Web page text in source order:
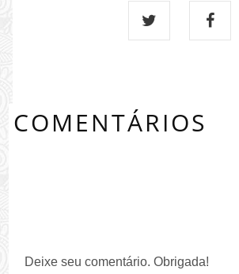
COMENTÁRIOS
Deixe seu comentário. Obrigada!